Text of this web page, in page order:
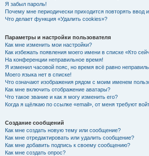
Я забыл пароль!
Почему мне периодически приходится повторять ввод
Что делает функция «Удалить cookies»?
Параметры и настройки пользователя
Как мне изменить мои настройки?
Как избежать появления моего имени в списке «Кто
На конференции неправильное время!
Я изменил часовой пояс, но время всё равно
Моего языка нет в списке!
Что означают изображения рядом с моим именем
Как мне включить отображение аватары?
Что такое звание и как я могу изменить его?
Когда я щёлкаю по ссылке «email», от меня требуют
Создание сообщений
Как мне создать новую тему или сообщение?
Как мне отредактировать или удалить сообщение?
Как мне добавить подпись к своему сообщению?
Как мне создать опрос?